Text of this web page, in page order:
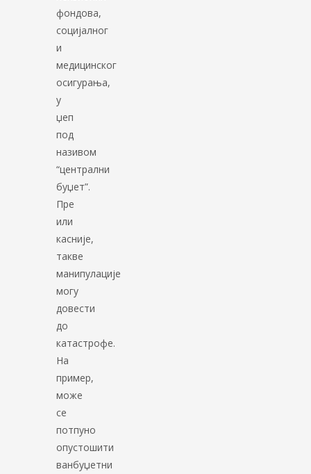
фондова,
социјалног
и
медицинског
осигурања,
у
џеп
под
називом
“централни
буџет”.
Пре
или
касније,
такве
манипулације
могу
довести
до
катастрофе.
На
пример,
може
се
потпуно
опустошити
ванбуџетни